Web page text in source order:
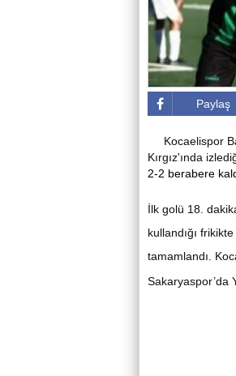
Paylaş
Kocaelispor
Kırgız'ında
2-2 berabere
İlk golü 18.
kullandığı
tamamlandı.
Sakaryaspor’da